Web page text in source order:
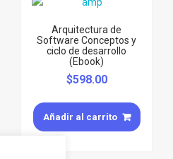
Arquitectura de
Software Conceptos y
ciclo de desarrollo
(Ebook)
$598.00
Añadir al carrito